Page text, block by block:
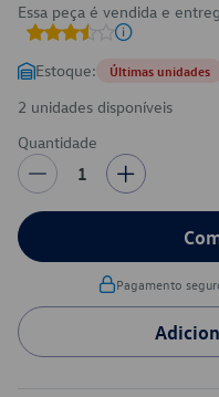
Essa peça é vendida e
Estoque: Últimas unidades
2 unidades disponíveis
Quantidade
1
Pagamento